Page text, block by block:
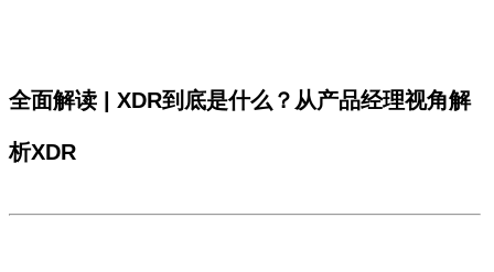
全面解读 | XDR到底是什么？从产品经理视角解
析XDR